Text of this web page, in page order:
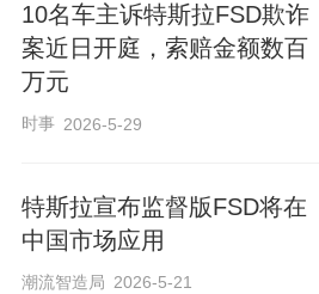
10名车主诉特斯拉FSD欺诈
案近日开庭，索赔金额数百
万元
时事 2026-5-29
特斯拉宣布监督版FSD将在
中国市场应用
潮流智造局 2026-5-21